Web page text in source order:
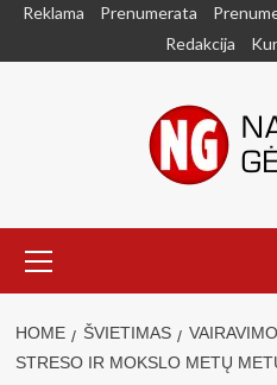
SkipReklama Prenumerata
Redakcija
Menu
HOME ŠVIETIMAS
STRESO IR MOKSLO METŲ